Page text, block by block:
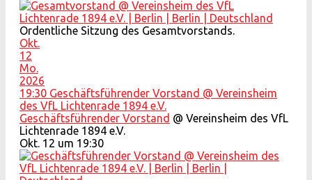
Ordentliche Sitzung des Gesamtvorstands.
Okt.
12
Mo.
2026
19:30 Geschäftsführender Vorstand @ Vereinsheim
des VfL Lichtenrade 1894 e.V.
Geschäftsführender Vorstand @ Vereinsheim des VfL
Lichtenrade 1894 e.V.
Okt. 12 um 19:30